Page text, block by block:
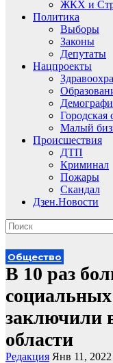
ЖКХ и
Политика
Выборы
Законы
Депутаты
Нацпроекты
Городская
Малый
Происшествия
ДТП
Криминал
Пожары
Скандал
Дзен.Новости
Общество
В 10 раз
заключили
области
Редакция Янв 11, 2022